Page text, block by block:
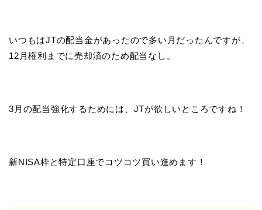
いつもはJTの配当金があったので多い月だったんですが、
12月権利までに売却済のため配当なし。
3月の配当強化するためには、JTが欲しいところですね！
新NISA枠と特定口座でコツコツ買い進めます！